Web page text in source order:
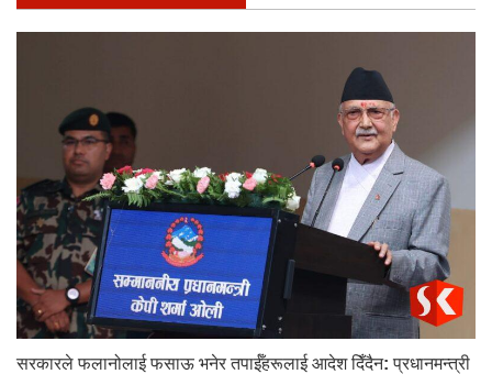
सरकारले फलानोलाई फसाऊ भनेर तपाईँहरूलाई आदेश दिँदैन: प्रधानमन्त्री